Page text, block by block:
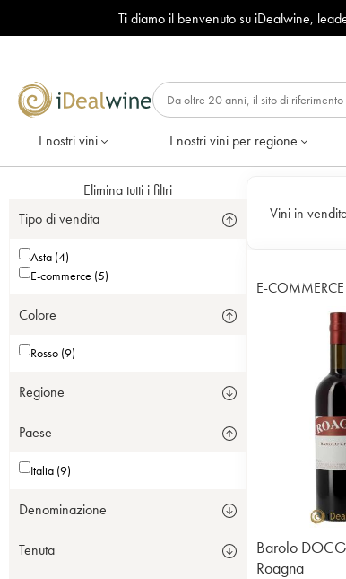
Ti diamo il benvenuto su iDealwine,
I nostri vini I nostri vini per regione
Elimina tutti i filtri
Tipo di vendita
Asta (4)
E-commerce (5)
Colore
Rosso (9)
Regione
Paese
Italia (9)
Denominazione
Tenuta
Vini in
E-COMMERCE
Barolo
Roagna